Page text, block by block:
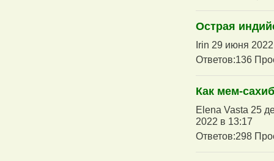
Острая
Irin 29 июня
Ответов:136
Как мем-
Elena Vasta 25
2022 в 13:17
Ответов:298